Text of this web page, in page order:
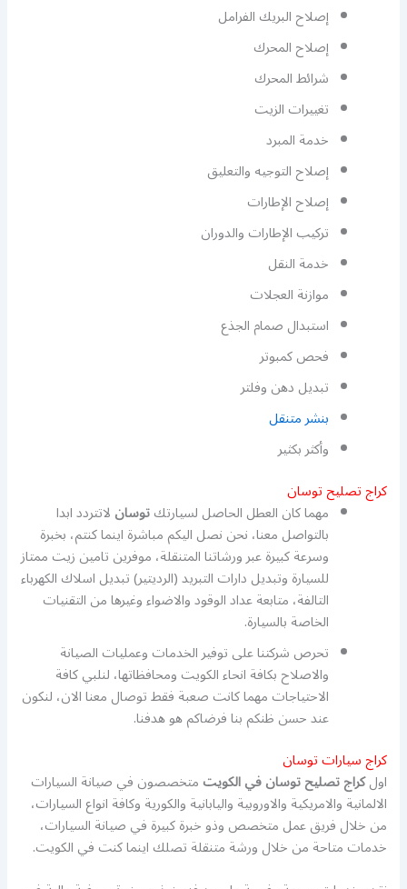
إصلاح البريك الفرامل
إصلاح المحرك
شرائط المحرك
تغييرات الزيت
خدمة المبرد
إصلاح التوجيه والتعليق
إصلاح الإطارات
تركيب الإطارات والدوران
خدمة النقل
موازنة العجلات
استبدال صمام الجذع
فحص كمبوتر
تبديل دهن وفلتر
بنشر متنقل
وأكثر بكثير
كراج تصليح توسان
مهما كان العطل الحاصل لسيارتكتوسانلاتتردد ابدا
بالتواصل معنا، نحن نصل اليكم مباشرة اينما كنتم، بخبرة
وسرعة كبيرة عبر ورشاتنا المتنقلة، موفرين تامين زيت ممتاز
للسيارة وتبديل دارات التبريد (الرديتير) تبديل اسلاك الكهرباء
التالفة، متابعة عداد الوقود والاضواء وغيرها من التقنيات
الخاصة بالسيارة.
تحرص شركتنا على توفير الخدمات وعمليات الصيانة
والاصلاح بكافة انحاء الكويت ومحافظاتها، لنلبي كافة
الاحتياجات مهما كانت صعبة فقط توصال معنا الان، لنكون
عند حسن ظنكم بنا فرضاكم هو هدفنا.
كراج سيارات توسان
اولكراج تصليح توسان في الكويتمتخصصون في صيانة السيارات
الالمانية والامريكية والاوروبية واليابانية والكورية وكافة انواع السيارات،
من خلال فريق عمل متخصص وذو خبرة كبيرة في صيانة السيارات،
خدمات متاحة من خلال ورشة متنقلة تصلك اينما كنت في الكويت.